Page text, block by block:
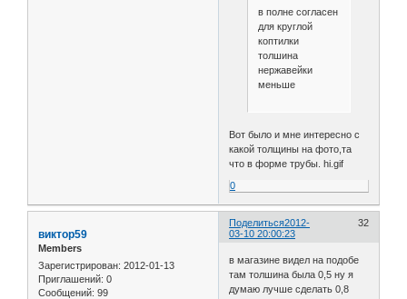
в полне согласен
для круглой
коптилки
толшина
нержавейки
меньше
Вот было и мне интересно с
какой толщины на фото,та
что в форме трубы. hi.gif
0
Поделиться 32
2012-
03-10 20:00:23
виктор59
Members
Зарегистрирован: 2012-01-13
Приглашений: 0
Сообщений: 99
в магазине видел на подобе
там толшина была 0,5 ну я
думаю лучше сделать 0,8